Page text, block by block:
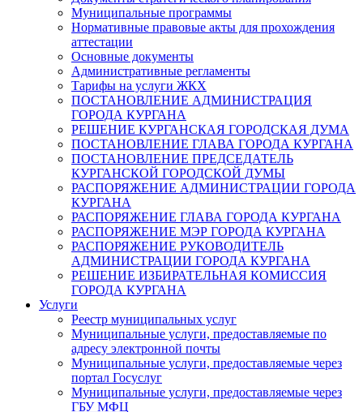
Муниципальные программы
Нормативные правовые акты для прохождения
аттестации
Основные документы
Административные регламенты
Тарифы на услуги ЖКХ
ПОСТАНОВЛЕНИЕ АДМИНИСТРАЦИЯ
ГОРОДА КУРГАНА
РЕШЕНИЕ КУРГАНСКАЯ ГОРОДСКАЯ ДУМА
ПОСТАНОВЛЕНИЕ ГЛАВА ГОРОДА КУРГАНА
ПОСТАНОВЛЕНИЕ ПРЕДСЕДАТЕЛЬ
КУРГАНСКОЙ ГОРОДСКОЙ ДУМЫ
РАСПОРЯЖЕНИЕ АДМИНИСТРАЦИИ ГОРОДА
КУРГАНА
РАСПОРЯЖЕНИЕ ГЛАВА ГОРОДА КУРГАНА
РАСПОРЯЖЕНИЕ МЭР ГОРОДА КУРГАНА
РАСПОРЯЖЕНИЕ РУКОВОДИТЕЛЬ
АДМИНИСТРАЦИИ ГОРОДА КУРГАНА
РЕШЕНИЕ ИЗБИРАТЕЛЬНАЯ КОМИССИЯ
ГОРОДА КУРГАНА
Услуги
Реестр муниципальных услуг
Муниципальные услуги, предоставляемые по
адресу электронной почты
Муниципальные услуги, предоставляемые через
портал Госуслуг
Муниципальные услуги, предоставляемые через
ГБУ МФЦ